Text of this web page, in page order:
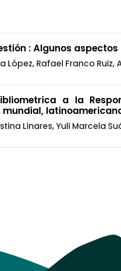
: Algunos aspectos
López, Rafael Franco Ruiz,
a la
mundial,
Linares, Yuli Marcela